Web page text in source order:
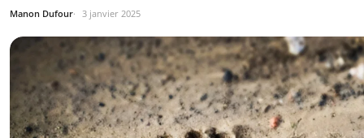
Manon Dufour 3 janvier 2025